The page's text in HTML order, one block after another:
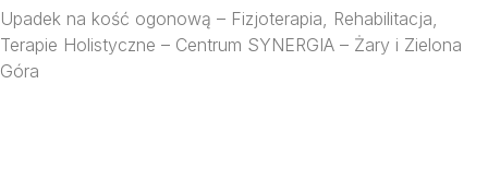
Upadek na kość ogonową – Fizjoterapia, Rehabilitacja,
Terapie Holistyczne – Centrum SYNERGIA – Żary i Zielona
Góra